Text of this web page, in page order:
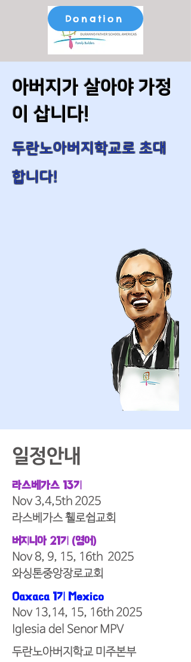
Donation
아버지가 살아야 ​가정
이 삽니다!
두란노아버지학교로 초대
합니다!
​일정안내
라스베가스 13기
Nov 3,4,5th 2025
​라스베가스 휄로쉽교회
버지니아 21기 (영어)
Nov 8, 9, 15, 16th 2025
와싱톤중앙장로교회
Oaxaca 1기 Mexico
Nov 13,14, 15, 16th 2025
Iglesia del Senor MPV
두란노아버지학교 미주본부